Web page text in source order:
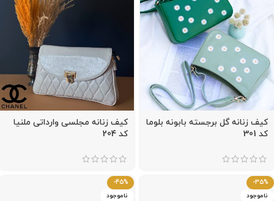
کیف زنانه گل برجسته بابونه بلوما
کد 301
کیف زنانه مجلسی وارداتی ملنیا
کد 204
-35%
ناموجود
-45%
ناموجود